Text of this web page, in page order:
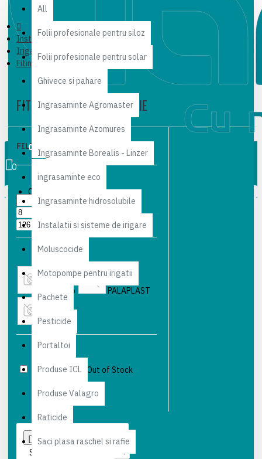
0 produs(e) - 0,00 lei
0
Coșul este gol!
All
Folii profesionale pentru siloz
Folii profesionale pentru solar
Ghivece si pahare
Ingrasaminte Agromaster
Ingrasaminte Azomures
Ingrasaminte Borealis - Linzer
ingrasaminte eco
Ingrasaminte hidrosolubile
Instalatii si sisteme de irigare
Moluscocide
Motopompe pentru irigatii
Pachete
Pesticide
Portaltoi
Produse ICL
Produse Valagro
Raticide
Saci plasa raschel si rafie
Instalatii si sisteme de irigare
Irigaţii prin aspersie
Fitinguri Aripa de ploaie
FITINGURI ARIPA DE PLOAIE
FILTER
PRICE
lei
BRANDS
IrriVaro PALAPLAST
RIVULIS
AVAILABILITY
In Stock Out of Stock
Sortare